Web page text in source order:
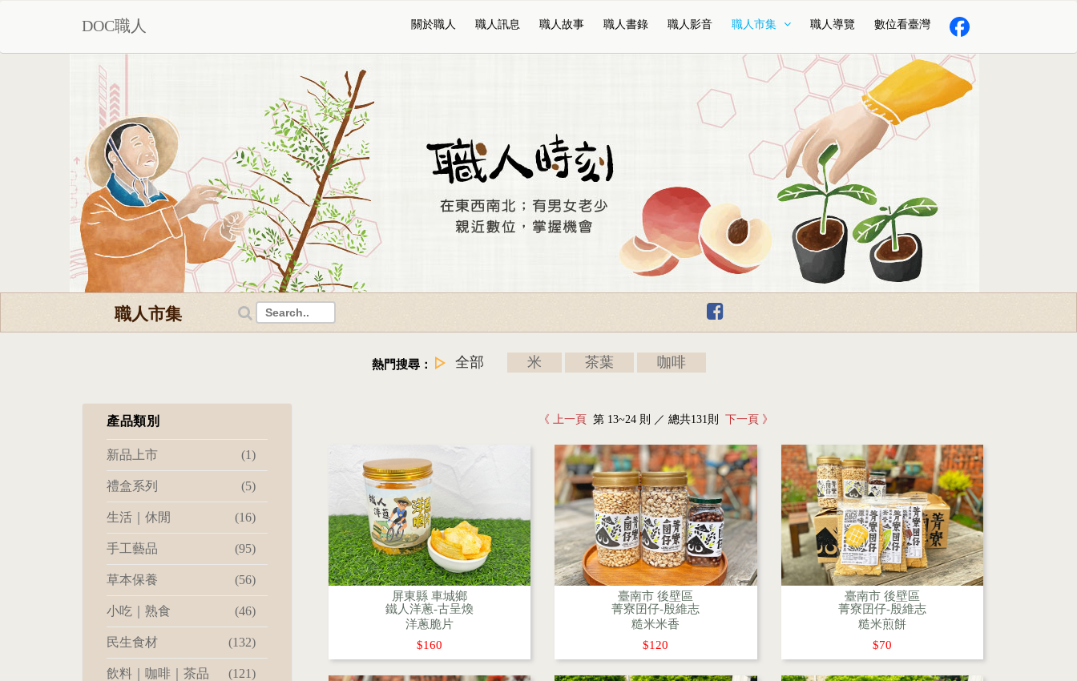
DOC職人 關於職人 職人訊息 職人故事 職人書錄 職人影音 職人市集 職人導覽 數位看臺灣
職人市集
熱門搜尋： 全部 米 茶葉 咖啡
產品類別
新品上市 (1)
禮盒系列 (5)
生活｜休閒 (16)
手工藝品 (95)
草本保養 (56)
小吃｜熟食 (46)
民生食材 (132)
飲料｜咖啡｜茶品 (121)
《 上一頁 第 13~24 則 ／ 總共131則 下一頁 》
屏東縣 車城鄉
鐵人洋蔥-古呈煥
洋蔥脆片
$160
臺南市 後壁區
菁寮囝仔-殷維志
糙米米香
$120
臺南市 後壁區
菁寮囝仔-殷維志
糙米煎餅
$70